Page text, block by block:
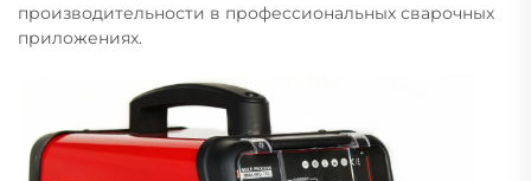
производительности в профессиональных сварочных
приложениях.